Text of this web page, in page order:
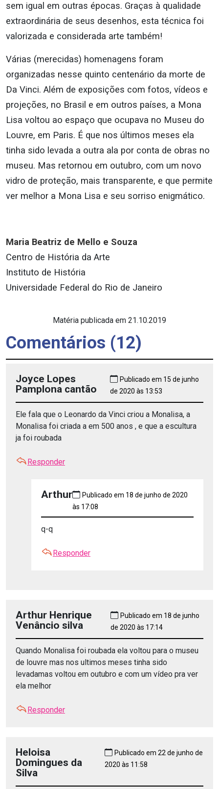
sem igual em outras épocas. Graças à qualidade
extraordinária de seus desenhos, esta técnica foi
valorizada e considerada arte também!
Várias (merecidas) homenagens foram
organizadas nesse quinto centenário da morte de
Da Vinci. Além de exposições com fotos, vídeos e
projeções, no Brasil e em outros países, a Mona
Lisa voltou ao espaço que ocupava no Museu do
Louvre, em Paris. É que nos últimos meses ela
tinha sido levada a outra ala por conta de obras no
museu. Mas retornou em outubro, com um novo
vidro de proteção, mais transparente, e que permite
ver melhor a Mona Lisa e seu sorriso enigmático.
Maria Beatriz de Mello e Souza
Centro de História da Arte
Instituto de História
Universidade Federal do Rio de Janeiro
Matéria publicada em 21.10.2019
Comentários (12)
Joyce Lopes
Pamplona cantão
Publicado em 15 de junho
de 2020 às 13:53
Ele fala que o Leonardo da Vinci criou a Monalisa, a
Monalisa foi criada a em 500 anos , e que a escultura
ja foi roubada
Responder
Arthur
Publicado em 18 de junho de 2020
às 17:08
q-q
Responder
Arthur Henrique
Venâncio silva
Publicado em 18 de junho
de 2020 às 17:14
Quando Monalisa foi roubada ela voltou para o museu
de louvre mas nos ultimos meses tinha sido
levadamas voltou em outubro e com um vídeo pra ver
ela melhor
Responder
Heloisa
Domingues da
Silva
Publicado em 22 de junho de
2020 às 11:58